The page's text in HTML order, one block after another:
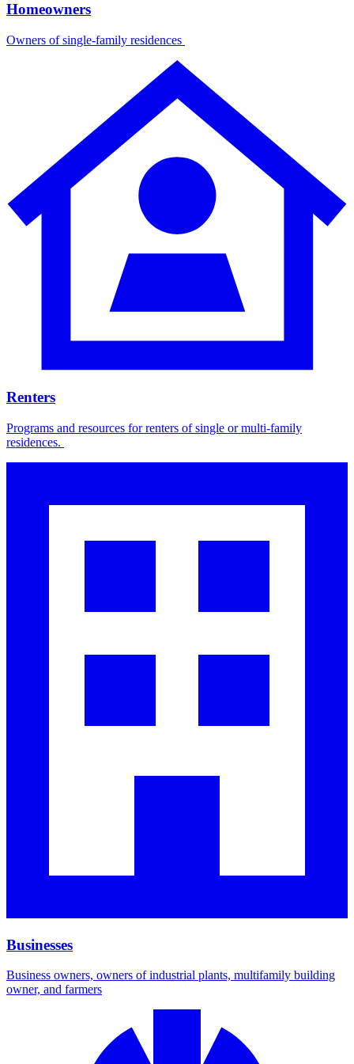
Homeowners​​​​‌ ‍ ​‍​‍‌‍ ‌ ​‍‌‍‍‌‌‍‌ ‌‍‍‌‌‍ ‍​‍​‍​ ‍‍​‍​‍‌ ​ ‌‍​‌‌‍ ‍‌‍‍‌‌ ‌​‌ ‍‌​‍ ‍‌‍‍‌‌‍ ​‍​‍​‍ ​​‍​‍‌‍‍​‌ ​‍‌‍‌‌‌‍‌‍​‍​‍​ ‍‍​‍​‍‌‍‍​‌ ‌​‌ ‌​‌ ​​​ ‍‍​‍ ​‍ ‌‍ ​‌‍ ‌‍​ ‌‍​‌‌‍ ​‌‍‍​‌‍ ‌ ​ ‌ ‌​​ ‍‍​ ​ ​ ​ ​ ​ ​ ​ ​‍ ‌‍‍‌‌‍ ‍‌ ‌​‌‍‌‌‌‍ ‍‌ ‌​​‍ ‌‍‌‌‌‍‌​‌‍‍‌‌ ‌​​‍ ‌‍ ‌‌‍ ‌‍‌​‌‍‌‌​ ‌‌ ​​‌ ​‍‌‍‌‌‌ ​ ‌‍‌‌‌‍ ‍‌ ‌​‌‍​‌‌ ‌​‌‍‍‌‌‍ ‌‍ ‍​ ‍ ‌‍‍‌‌‍‌​​ ‌​ ‍​‌‍‌‌‌‍‌‍​ ‌‍​ ‌ ‌‍​‍​ ‌‌‌‍‌​​‍ ‌​ ‌‌‌‍‌​‌‍‌‌​ ​ ​‍ ‌​ ‌​​ ‍​​ ‌ ‌‍‌‍​‍ ‌​ ‍​​ ​‍‌‍‌‍​ ‌​​‍ ‌​ ​‌‌‍‌‍‌‍‌‌​ ‌‌‌‍‌​​ ​ ​ ​​‌‍‌‍​ ​ ​ ​ ‌‍​ ​ ​ ​ ‍ ‌ ‌​‌ ‍‌‌ ​​‌‍‌‌​ ‌‌‍​‌‌ ‌‌‌‍‌​‌‍‍‌‌‍‌‌‌‍ ‍‌‍​ ‌‍‌‌​ ‍ ‌ ​​‌‍​‌‌ ‌​‌‍‍​​ ‌‌ ‌​‌‍‍‌‌ ‌​‌‍ ​‌‍‌‌​ ‌‍​‍‌‍​‌‌ ​ ‌‍‌‌‌‌‌‌‌ ​‍‌‍ ​​ ‌‌‍‍​‌ ‌​‌ ‌​‌ ​​​‍‌‌​ ​ ‌​​‌​‍‌‌​ ​‍‌​‌‍​‍‌‌​ ​‍‌​‌‍‌‍ ​‌‍ ‌‍​ ‌‍​‌‌‍ ​‌‍‍​‌‍ ‌ ​ ‌ ‌​​‍‌‌​ ​ ‌​​‌​ ​ ​ ​ ​ ​ ​ ​ ​‍‌‍‌‍‍‌‌‍‌​​ ‌​ ‍​‌‍‌‌‌‍‌‍​ ‌‍​ ‌ ‌‍​‍​ ‌‌‌‍‌​​‍ ‌​ ‌‌‌‍‌​‌‍‌‌​ ​ ​‍ ‌​ ‌​​ ‍​​ ‌ ‌‍‌‍​‍ ‌​ ‍​​ ​‍‌‍‌‍​ ‌​​‍ ‌​ ​‌‌‍‌‍‌‍‌‌​ ‌‌‌‍‌​​ ​ ​ ​​‌‍‌‍​ ​ ​ ​ ‌‍​ ​ ​ ​‍‌‍‌ ‌​‌ ‍‌‌ ​​‌‍‌‌​ ‌‌‍​‌‌ ‌‌‌‍‌​‌‍‍‌‌‍‌‌‌‍ ‍‌‍​ ‌‍‌‌​‍‌‍‌ ​​‌‍​‌‌ ‌​‌‍‍​​ ‌‌ ‌​‌‍‍‌‌ ‌​‌‍ ​‌‍‌‌​‍‌‍‌ ​​‌‍‌‌‌ ​‍‌ ​ ‌ ​​‌‍‌‌‌‍​ ‌ ‌​‌‍‍‌‌ ‌‍‌‍‌‌​ ‌‌ ​​‌ ‌‌‌‍​‍‌‍ ​‌‍‍‌‌ ​ ‌‍‍​‌‍‌‌‌‍‌​​‍​‍‌ ‌
Owners of single-family residences ​​​​‌ ‍ ​‍​‍‌‍ ‌ ​‍‌‍‍‌‌‍‌ ‌‍‍‌‌‍ ‍​‍​‍​ ‍‍​‍​‍‌ ​ ‌‍​‌‌‍ ‍‌‍‍‌‌ ‌​‌ ‍‌​‍ ‍‌‍‍‌‌‍ ​‍​‍​‍ ​​‍​‍‌‍‍​‌ ​‍‌‍‌‌‌‍‌‍​‍​‍​ ‍‍​‍​‍‌‍‍​‌ ‌​‌ ‌​‌ ​​​ ‍‍​‍ ​‍ ‌‍ ​‌‍ ‌‍​ ‌‍​‌‌‍ ​‌‍‍​‌‍ ‌ ​ ‌ ‌​​ ‍‍​ ​ ​ ​ ​ ​ ​ ​ ​‍ ‌‍‍‌‌‍ ‍‌ ‌​‌‍‌‌‌‍ ‍‌ ‌​​‍ ‌‍‌‌‌‍‌​‌‍‍‌‌ ‌​​‍ ‌‍ ‌‌‍ ‌‍‌​‌‍‌‌​ ‌‌ ​​‌ ​‍‌‍‌‌‌ ​ ‌‍‌‌‌‍ ‍‌ ‌​‌‍​‌‌ ‌​‌‍‍‌‌‍ ‌‍ ‍​ ‍ ‌‍‍‌‌‍‌​​ ‌​ ‍​‌‍‌‌‌‍‌‍​ ‌‍​ ‌ ‌‍​‍​ ‌‌‌‍‌​​‍ ‌​ ‌‌‌‍‌​‌‍‌‌​ ​ ​‍ ‌​ ‌​​ ‍​​ ‌ ‌‍‌‍​‍ ‌​ ‍​​ ​‍‌‍‌‍​ ‌​​‍ ‌​ ​‌‌‍‌‍‌‍‌‌​ ‌‌‌‍‌​​ ​ ​ ​​‌‍‌‍​ ​ ​ ​ ‌‍​ ​ ​ ​ ‍ ‌ ‌​‌ ‍‌‌ ​​‌‍‌‌​ ‌‌‍​‌‌ ‌‌‌‍‌​‌‍‍‌‌‍‌‌‌‍ ‍‌‍​ ‌‍‌‌​ ‍ ‌ ​​‌‍​‌‌ ‌​‌‍‍​​ ‌‌ ​ ‌‍‍​‌‍ ‌ ​‍‌ ‌​‌​‌​‌‍‌‌‌ ​ ‌‍​ ‌ ​‍‌‍‍‌‌ ​​‌ ‌​‌‍‍‌‌‍ ‌‍ ‍​ ‌‍​‍‌‍​‌‌ ​ ‌‍‌‌‌‌‌‌‌ ​‍‌‍ ​​ ‌‌‍‍​‌ ‌​‌ ‌​‌ ​​​‍‌‌​ ​ ‌​​‌​‍‌‌​ ​‍‌​‌‍​‍‌‌​ ​‍‌​‌‍‌‍ ​‌‍ ‌‍​ ‌‍​‌‌‍ ​‌‍‍​‌‍ ‌ ​ ‌ ‌​​‍‌‌​ ​ ‌​​‌​ ​ ​ ​ ​ ​ ​ ​ ​‍‌‍‌‍‍‌‌‍‌​​ ‌​ ‍​‌‍‌‌‌‍‌‍​ ‌‍​ ‌ ‌‍​‍​ ‌‌‌‍‌​​‍ ‌​ ‌‌‌‍‌​‌‍‌‌​ ​ ​‍ ‌​ ‌​​ ‍​​ ‌ ‌‍‌‍​‍ ‌​ ‍​​ ​‍‌‍‌‍​ ‌​​‍ ‌​ ​‌‌‍‌‍‌‍‌‌​ ‌‌‌‍‌​​ ​ ​ ​​‌‍‌‍​ ​ ​ ​ ‌‍​ ​ ​ ​‍‌‍‌ ‌​‌ ‍‌‌ ​​‌‍‌‌​ ‌‌‍​‌‌ ‌‌‌‍‌​‌‍‍‌‌‍‌‌‌‍ ‍‌‍​ ‌‍‌‌​‍‌‍‌ ​​‌‍​‌‌ ‌​‌‍‍​​ ‌‌ ​ ‌‍‍​‌‍ ‌ ​‍‌ ‌​‌​‌​‌‍‌‌‌ ​ ‌‍​ ‌ ​‍‌‍‍‌‌ ​​‌ ‌​‌‍‍‌‌‍ ‌‍ ‍​‍‌‍‌ ​​‌‍‌‌‌ ​‍‌ ​ ‌ ​​‌‍‌‌‌‍​ ‌ ‌​‌‍‍‌‌ ‌‍‌‍‌‌​ ‌‌ ​​‌ ‌‌‌‍​‍‌‍ ​‌‍‍‌‌ ​ ‌‍‍​‌‍‌‌‌‍‌​​‍​‍‌ ‌
Renters​​​​‌ ‍ ​‍​‍‌‍ ‌ ​‍‌‍‍‌‌‍‌ ‌‍‍‌‌‍ ‍​‍​‍​ ‍‍​‍​‍‌ ​ ‌‍​‌‌‍ ‍‌‍‍‌‌ ‌​‌ ‍‌​‍ ‍‌‍‍‌‌‍ ​‍​‍​‍ ​​‍​‍‌‍‍​‌ ​‍‌‍‌‌‌‍‌‍​‍​‍​ ‍‍​‍​‍‌‍‍​‌ ‌​‌ ‌​‌ ​​​ ‍‍​‍ ​‍ ‌‍ ​‌‍ ‌‍​ ‌‍​‌‌‍ ​‌‍‍​‌‍ ‌ ​ ‌ ‌​​ ‍‍​ ​ ​ ​ ​ ​ ​ ​ ​‍ ‌‍‍‌‌‍ ‍‌ ‌​‌‍‌‌‌‍ ‍‌ ‌​​‍ ‌‍‌‌‌‍‌​‌‍‍‌‌ ‌​​‍ ‌‍ ‌‌‍ ‌‍‌​‌‍‌‌​ ‌‌ ​​‌ ​‍‌‍‌‌‌ ​ ‌‍‌‌‌‍ ‍‌ ‌​‌‍​‌‌ ‌​‌‍‍‌‌‍ ‌‍ ‍​ ‍ ‌‍‍‌‌‍‌​​ ‌​ ​ ​ ‍‌‌‍​‍‌‍‌​​ ​‍​ ​​‌‍​‍​ ‌‌​‍ ‌‌‍‌‍​ ​‍​ ‌​‌‍​‌​‍ ‌​ ‌​​ ​​​ ‌​‌‍​‌​‍ ‌‌‍​‍‌‍‌‌​ ​‌‌‍‌‍​‍ ‌‌‍​ ​ ​​‌‍​‍‌‍​‌​ ‌​‌‍‌‌‌‍​ ‌‍​ ‌‍‌‌‌‍​‍​ ‌‍​ ​‍​ ‍ ‌ ‌​‌ ‍‌‌ ​​‌‍‌‌​ ‌‌‍​‌‌ ‌‌‌‍‌​‌‍‍‌‌‍‌‌‌‍ ‍‌‍​ ‌‍‌‌​ ‍ ‌ ​​‌‍​‌‌ ‌​‌‍‍​​ ‌‌ ‌​‌‍‍‌‌ ‌​‌‍ ​‌‍‌‌​ ‌‍​‍‌‍​‌‌ ​ ‌‍‌‌‌‌‌‌‌ ​‍‌‍ ​​ ‌‌‍‍​‌ ‌​‌ ‌​‌ ​​​‍‌‌​ ​ ‌​​‌​‍‌‌​ ​‍‌​‌‍​‍‌‌​ ​‍‌​‌‍‌‍ ​‌‍ ‌‍​ ‌‍​‌‌‍ ​‌‍‍​‌‍ ‌ ​ ‌ ‌​​‍‌‌​ ​ ‌​​‌​ ​ ​ ​ ​ ​ ​ ​ ​‍‌‍‌‍‍‌‌‍‌​​ ‌​ ​ ​ ‍‌‌‍​‍‌‍‌​​ ​‍​ ​​‌‍​‍​ ‌‌​‍ ‌‌‍‌‍​ ​‍​ ‌​‌‍​‌​‍ ‌​ ‌​​ ​​​ ‌​‌‍​‌​‍ ‌‌‍​‍‌‍‌‌​ ​‌‌‍‌‍​‍ ‌‌‍​ ​ ​​‌‍​‍‌‍​‌​ ‌​‌‍‌‌‌‍​ ‌‍​ ‌‍‌‌‌‍​‍​ ‌‍​ ​‍​‍‌‍‌ ‌​‌ ‍‌‌ ​​‌‍‌‌​ ‌‌‍​‌‌ ‌‌‌‍‌​‌‍‍‌‌‍‌‌‌‍ ‍‌‍​ ‌‍‌‌​‍‌‍‌ ​​‌‍​‌‌ ‌​‌‍‍​​ ‌‌ ‌​‌‍‍‌‌ ‌​‌‍ ​‌‍‌‌​‍‌‍‌ ​​‌‍‌‌‌ ​‍‌ ​ ‌ ​​‌‍‌‌‌‍​ ‌ ‌​‌‍‍‌‌ ‌‍‌‍‌‌​ ‌‌ ​​‌ ‌‌‌‍​‍‌‍ ​‌‍‍‌‌ ​ ‌‍‍​‌‍‌‌‌‍‌​​‍​‍‌ ‌
Programs and resources for renters of single or multi-family
residences. ​​​​‌ ‍ ​‍​‍‌‍ ‌ ​‍‌‍‍‌‌‍‌ ‌‍‍‌‌‍ ‍​‍​‍​ ‍‍​‍​‍‌ ​ ‌‍​‌‌‍ ‍‌‍‍‌‌ ‌​‌ ‍‌​‍ ‍‌‍‍‌‌‍ ​‍​‍​‍ ​​‍​‍‌‍‍​‌ ​‍‌‍‌‌‌‍‌‍​‍​‍​ ‍‍​‍​‍‌‍‍​‌ ‌​‌ ‌​‌ ​​​ ‍‍​‍ ​‍ ‌‍ ​‌‍ ‌‍​ ‌‍​‌‌‍ ​‌‍‍​‌‍ ‌ ​ ‌ ‌​​ ‍‍​ ​ ​ ​ ​ ​ ​ ​ ​‍ ‌‍‍‌‌‍ ‍‌ ‌​‌‍‌‌‌‍ ‍‌ ‌​​‍ ‌‍‌‌‌‍‌​‌‍‍‌‌ ‌​​‍ ‌‍ ‌‌‍ ‌‍‌​‌‍‌‌​ ‌‌ ​​‌ ​‍‌‍‌‌‌ ​ ‌‍‌‌‌‍ ‍‌ ‌​‌‍​‌‌ ‌​‌‍‍‌‌‍ ‌‍ ‍​ ‍ ‌‍‍‌‌‍‌​​ ‌​ ​ ​ ‍‌‌‍​‍‌‍‌​​ ​‍​ ​​‌‍​‍​ ‌‌​‍ ‌‌‍‌‍​ ​‍​ ‌​‌‍​‌​‍ ‌​ ‌​​ ​​​ ‌​‌‍​‌​‍ ‌‌‍​‍‌‍‌‌​ ​‌‌‍‌‍​‍ ‌‌‍​ ​ ​​‌‍​‍‌‍​‌​ ‌​‌‍‌‌‌‍​ ‌‍​ ‌‍‌‌‌‍​‍​ ‌‍​ ​‍​ ‍ ‌ ‌​‌ ‍‌‌ ​​‌‍‌‌​ ‌‌‍​‌‌ ‌‌‌‍‌​‌‍‍‌‌‍‌‌‌‍ ‍‌‍​ ‌‍‌‌​ ‍ ‌ ​​‌‍​‌‌ ‌​‌‍‍​​ ‌‌ ​ ‌‍‍​‌‍ ‌ ​‍‌ ‌​‌​‌​‌‍‌‌‌ ​ ‌‍​ ‌ ​‍‌‍‍‌‌ ​​‌ ‌​‌‍‍‌‌‍ ‌‍ ‍​ ‌‍​‍‌‍​‌‌ ​ ‌‍‌‌‌‌‌‌‌ ​‍‌‍ ​​ ‌‌‍‍​‌ ‌​‌ ‌​‌ ​​​‍‌‌​ ​ ‌​​‌​‍‌‌​ ​‍‌​‌‍​‍‌‌​ ​‍‌​‌‍‌‍ ​‌‍ ‌‍​ ‌‍​‌‌‍ ​‌‍‍​‌‍ ‌ ​ ‌ ‌​​‍‌‌​ ​ ‌​​‌​ ​ ​ ​ ​ ​ ​ ​ ​‍‌‍‌‍‍‌‌‍‌​​ ‌​ ​ ​ ‍‌‌‍​‍‌‍‌​​ ​‍​ ​​‌‍​‍​ ‌‌​‍ ‌‌‍‌‍​ ​‍​ ‌​‌‍​‌​‍ ‌​ ‌​​ ​​​ ‌​‌‍​‌​‍ ‌‌‍​‍‌‍‌‌​ ​‌‌‍‌‍​‍ ‌‌‍​ ​ ​​‌‍​‍‌‍​‌​ ‌​‌‍‌‌‌‍​ ‌‍​ ‌‍‌‌‌‍​‍​ ‌‍​ ​‍​‍‌‍‌ ‌​‌ ‍‌‌ ​​‌‍‌‌​ ‌‌‍​‌‌ ‌‌‌‍‌​‌‍‍‌‌‍‌‌‌‍ ‍‌‍​ ‌‍‌‌​‍‌‍‌ ​​‌‍​‌‌ ‌​‌‍‍​​ ‌‌ ​ ‌‍‍​‌‍ ‌ ​‍‌ ‌​‌​‌​‌‍‌‌‌ ​ ‌‍​ ‌ ​‍‌‍‍‌‌ ​​‌ ‌​‌‍‍‌‌‍ ‌‍ ‍​‍‌‍‌ ​​‌‍‌‌‌ ​‍‌ ​ ‌ ​​‌‍‌‌‌‍​ ‌ ‌​‌‍‍‌‌ ‌‍‌‍‌‌​ ‌‌ ​​‌ ‌‌‌‍​‍‌‍ ​‌‍‍‌‌ ​ ‌‍‍​‌‍‌‌‌‍‌​​‍​‍‌ ‌
Businesses​​​​‌ ‍ ​‍​‍‌‍ ‌ ​‍‌‍‍‌‌‍‌ ‌‍‍‌‌‍ ‍​‍​‍​ ‍‍​‍​‍‌ ​ ‌‍​‌‌‍ ‍‌‍‍‌‌ ‌​‌ ‍‌​‍ ‍‌‍‍‌‌‍ ​‍​‍​‍ ​​‍​‍‌‍‍​‌ ​‍‌‍‌‌‌‍‌‍​‍​‍​ ‍‍​‍​‍‌‍‍​‌ ‌​‌ ‌​‌ ​​​ ‍‍​‍ ​‍ ‌‍ ​‌‍ ‌‍​ ‌‍​‌‌‍ ​‌‍‍​‌‍ ‌ ​ ‌ ‌​​ ‍‍​ ​ ​ ​ ​ ​ ​ ​ ​‍ ‌‍‍‌‌‍ ‍‌ ‌​‌‍‌‌‌‍ ‍‌ ‌​​‍ ‌‍‌‌‌‍‌​‌‍‍‌‌ ‌​​‍ ‌‍ ‌‌‍ ‌‍‌​‌‍‌‌​ ‌‌ ​​‌ ​‍‌‍‌‌‌ ​ ‌‍‌‌‌‍ ‍‌ ‌​‌‍​‌‌ ‌​‌‍‍‌‌‍ ‌‍ ‍​ ‍ ‌‍‍‌‌‍‌​​ ‌‌‍​‌​ ​ ​ ​​​ ‍​​ ‍‌​ ​​​ ‍​​ ‌‌​‍ ‌​ ‍‌​ ​​​ ‌‍​ ‍​​‍ ‌​ ‌​‌‍‌‌​ ‌‌‌‍‌‍​‍ ‌​ ‍‌​ ​ ​ ‍‌​ ​ ​‍ ‌‌‍‌‍​ ‌‌​ ‌‍‌‍​ ​ ​‌​ ​​​ ‍​‌‍‌​​ ‌‍​ ‌‍​ ‍‌​ ​‍​ ‍ ‌ ‌​‌ ‍‌‌ ​​‌‍‌‌​ ‌‌‍​‌‌ ‌‌‌‍‌​‌‍‍‌‌‍‌‌‌‍ ‍‌‍​ ‌‍‌‌​ ‍ ‌ ​​‌‍​‌‌ ‌​‌‍‍​​ ‌‌ ‌​‌‍‍‌‌ ‌​‌‍ ​‌‍‌‌​ ‌‍​‍‌‍​‌‌ ​ ‌‍‌‌‌‌‌‌‌ ​‍‌‍ ​​ ‌‌‍‍​‌ ‌​‌ ‌​‌ ​​​‍‌‌​ ​ ‌​​‌​‍‌‌​ ​‍‌​‌‍​‍‌‌​ ​‍‌​‌‍‌‍ ​‌‍ ‌‍​ ‌‍​‌‌‍ ​‌‍‍​‌‍ ‌ ​ ‌ ‌​​‍‌‌​ ​ ‌​​‌​ ​ ​ ​ ​ ​ ​ ​ ​‍‌‍‌‍‍‌‌‍‌​​ ‌‌‍​‌​ ​ ​ ​​​ ‍​​ ‍‌​ ​​​ ‍​​ ‌‌​‍ ‌​ ‍‌​ ​​​ ‌‍​ ‍​​‍ ‌​ ‌​‌‍‌‌​ ‌‌‌‍‌‍​‍ ‌​ ‍‌​ ​ ​ ‍‌​ ​ ​‍ ‌‌‍‌‍​ ‌‌​ ‌‍‌‍​ ​ ​‌​ ​​​ ‍​‌‍‌​​ ‌‍​ ‌‍​ ‍‌​ ​‍​‍‌‍‌ ‌​‌ ‍‌‌ ​​‌‍‌‌​ ‌‌‍​‌‌ ‌‌‌‍‌​‌‍‍‌‌‍‌‌‌‍ ‍‌‍​ ‌‍‌‌​‍‌‍‌ ​​‌‍​‌‌ ‌​‌‍‍​​ ‌‌ ‌​‌‍‍‌‌ ‌​‌‍ ​‌‍‌‌​‍‌‍‌ ​​‌‍‌‌‌ ​‍‌ ​ ‌ ​​‌‍‌‌‌‍​ ‌ ‌​‌‍‍‌‌ ‌‍‌‍‌‌​ ‌‌ ​​‌ ‌‌‌‍​‍‌‍ ​‌‍‍‌‌ ​ ‌‍‍​‌‍‌‌‌‍‌​​‍​‍‌ ‌
Business owners, owners of industrial plants, multifamily building
owner, and farmers​​​​‌ ‍ ​‍​‍‌‍ ‌ ​‍‌‍‍‌‌‍‌ ‌‍‍‌‌‍ ‍​‍​‍​ ‍‍​‍​‍‌ ​ ‌‍​‌‌‍ ‍‌‍‍‌‌ ‌​‌ ‍‌​‍ ‍‌‍‍‌‌‍ ​‍​‍​‍ ​​‍​‍‌‍‍​‌ ​‍‌‍‌‌‌‍‌‍​‍​‍​ ‍‍​‍​‍‌‍‍​‌ ‌​‌ ‌​‌ ​​​ ‍‍​‍ ​‍ ‌‍ ​‌‍ ‌‍​ ‌‍​‌‌‍ ​‌‍‍​‌‍ ‌ ​ ‌ ‌​​ ‍‍​ ​ ​ ​ ​ ​ ​ ​ ​‍ ‌‍‍‌‌‍ ‍‌ ‌​‌‍‌‌‌‍ ‍‌ ‌​​‍ ‌‍‌‌‌‍‌​‌‍‍‌‌ ‌​​‍ ‌‍ ‌‌‍ ‌‍‌​‌‍‌‌​ ‌‌ ​​‌ ​‍‌‍‌‌‌ ​ ‌‍‌‌‌‍ ‍‌ ‌​‌‍​‌‌ ‌​‌‍‍‌‌‍ ‌‍ ‍​ ‍ ‌‍‍‌‌‍‌​​ ‌‌‍​‌​ ​ ​ ​​​ ‍​​ ‍‌​ ​​​ ‍​​ ‌‌​‍ ‌​ ‍‌​ ​​​ ‌‍​ ‍​​‍ ‌​ ‌​‌‍‌‌​ ‌‌‌‍‌‍​‍ ‌​ ‍‌​ ​ ​ ‍‌​ ​ ​‍ ‌‌‍‌‍​ ‌‌​ ‌‍‌‍​ ​ ​‌​ ​​​ ‍​‌‍‌​​ ‌‍​ ‌‍​ ‍‌​ ​‍​ ‍ ‌ ‌​‌ ‍‌‌ ​​‌‍‌‌​ ‌‌‍​‌‌ ‌‌‌‍‌​‌‍‍‌‌‍‌‌‌‍ ‍‌‍​ ‌‍‌‌​ ‍ ‌ ​​‌‍​‌‌ ‌​‌‍‍​​ ‌‌ ​ ‌‍‍​‌‍ ‌ ​‍‌ ‌​‌​‌​‌‍‌‌‌ ​ ‌‍​ ‌ ​‍‌‍‍‌‌ ​​‌ ‌​‌‍‍‌‌‍ ‌‍ ‍​ ‌‍​‍‌‍​‌‌ ​ ‌‍‌‌‌‌‌‌‌ ​‍‌‍ ​​ ‌‌‍‍​‌ ‌​‌ ‌​‌ ​​​‍‌‌​ ​ ‌​​‌​‍‌‌​ ​‍‌​‌‍​‍‌‌​ ​‍‌​‌‍‌‍ ​‌‍ ‌‍​ ‌‍​‌‌‍ ​‌‍‍​‌‍ ‌ ​ ‌ ‌​​‍‌‌​ ​ ‌​​‌​ ​ ​ ​ ​ ​ ​ ​ ​‍‌‍‌‍‍‌‌‍‌​​ ‌‌‍​‌​ ​ ​ ​​​ ‍​​ ‍‌​ ​​​ ‍​​ ‌‌​‍ ‌​ ‍‌​ ​​​ ‌‍​ ‍​​‍ ‌​ ‌​‌‍‌‌​ ‌‌‌‍‌‍​‍ ‌​ ‍‌​ ​ ​ ‍‌​ ​ ​‍ ‌‌‍‌‍​ ‌‌​ ‌‍‌‍​ ​ ​‌​ ​​​ ‍​‌‍‌​​ ‌‍​ ‌‍​ ‍‌​ ​‍​‍‌‍‌ ‌​‌ ‍‌‌ ​​‌‍‌‌​ ‌‌‍​‌‌ ‌‌‌‍‌​‌‍‍‌‌‍‌‌‌‍ ‍‌‍​ ‌‍‌‌​‍‌‍‌ ​​‌‍​‌‌ ‌​‌‍‍​​ ‌‌ ​ ‌‍‍​‌‍ ‌ ​‍‌ ‌​‌​‌​‌‍‌‌‌ ​ ‌‍​ ‌ ​‍‌‍‍‌‌ ​​‌ ‌​‌‍‍‌‌‍ ‌‍ ‍​‍‌‍‌ ​​‌‍‌‌‌ ​‍‌ ​ ‌ ​​‌‍‌‌‌‍​ ‌ ‌​‌‍‍‌‌ ‌‍‌‍‌‌​ ‌‌ ​​‌ ‌‌‌‍​‍‌‍ ​‌‍‍‌‌ ​ ‌‍‍​‌‍‌‌‌‍‌​​‍​‍‌ ‌